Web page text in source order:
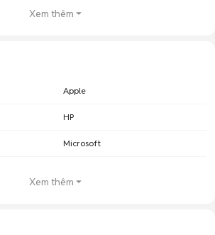
Xem thêm
Apple
HP
Microsoft
Xem thêm